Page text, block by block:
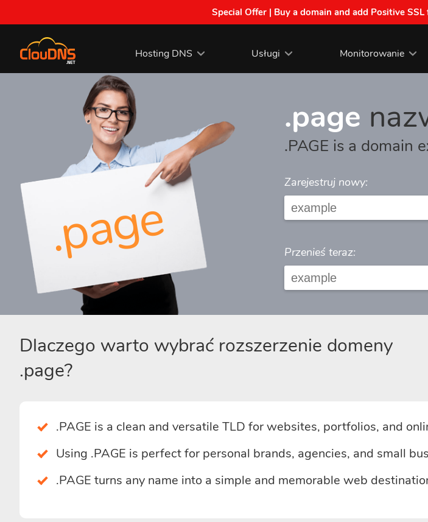
Special Offer | Buy a domain and add Positive
Hosting DNS Usługi Monitorowanie
.page
.page
.PAGE is a domain
Zarejestruj nowy:
Przenieś teraz:
Dlaczego warto wybrać rozszerzenie domeny
.page?
.PAGE is a clean and versatile TLD for websites, portfolios, and
Using .PAGE is perfect for personal brands, agencies, and small
.PAGE turns any name into a simple and memorable web